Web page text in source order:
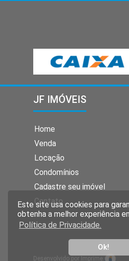
Este site usa cookies para
obtenha a melhor experiência
Política de Privacidade.
Ok!
JF IMÓVEIS
Home
Venda
Locação
Condomínios
Cadastre seu imóvel
Contato
Desenvolvido por Imprime